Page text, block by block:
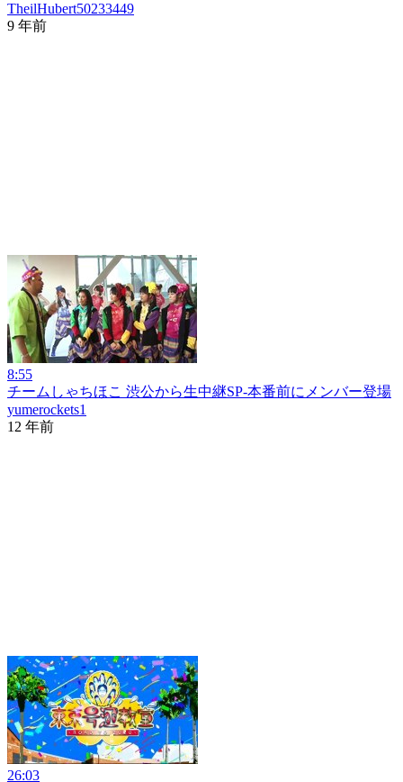
TheilHubert50233449
9 年前
8:55
チームしゃちほこ 渋公から生中継SP-本番前にメンバー登場
yumerockets1
12 年前
26:03